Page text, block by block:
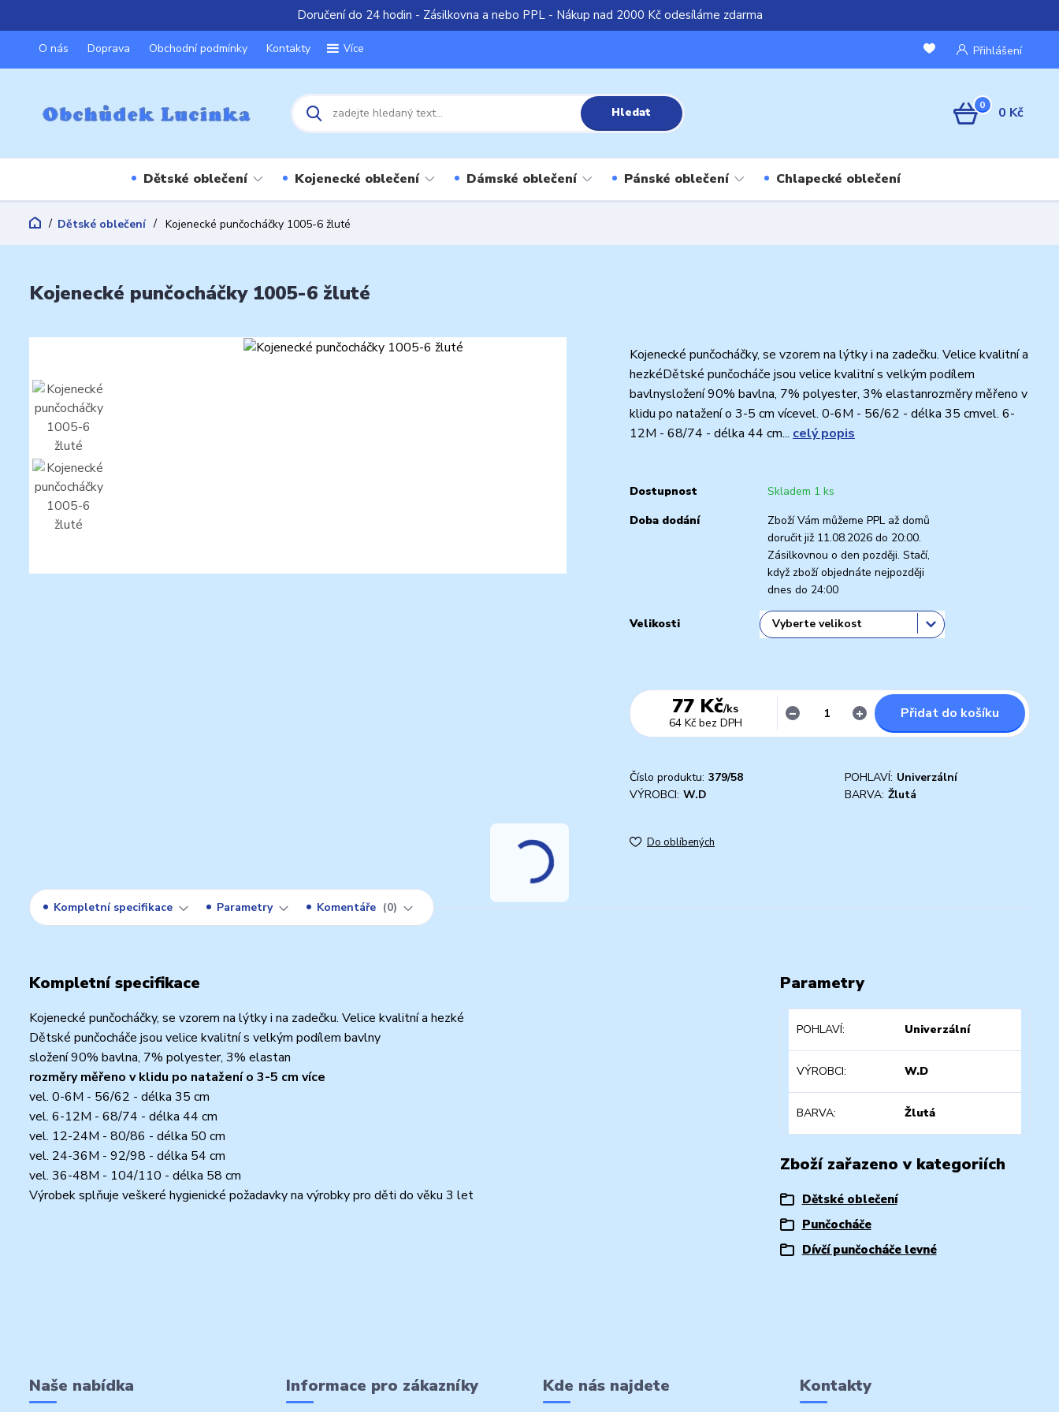
Doručení do 24 hodin - Zásilkovna a nebo PPL - Nákup nad 2000 Kč odesíláme zdarma
O nás Doprava Obchodní podmínky Kontakty Více Přihlášení
Hledat 0 0 Kč
Dětské oblečení Kojenecké oblečení Dámské oblečení Pánské oblečení Chlapecké oblečení
Dětské oblečení Kojenecké punčocháčky 1005-6 žluté
Kojenecké punčocháčky 1005-6 žluté
Kojenecké punčocháčky, se vzorem na lýtky i na zadečku. Velice kvalitní a
hezkéDětské punčocháče jsou velice kvalitní s velkým podílem
bavlnysložení 90% bavlna, 7% polyester, 3% elastanrozměry měřeno v
klidu po natažení o 3-5 cm vícevel. 0-6M - 56/62 - délka 35 cmvel. 6-
12M - 68/74 - délka 44 cm... celý popis
Dostupnost
Skladem 1 ks
Doba dodání
Zboží Vám můžeme PPL až domů
doručit již 11.08.2026 do 20:00.
Zásilkovnou o den později. Stačí,
když zboží objednáte nejpozději
dnes do 24:00
Velikosti
77 Kč/ks
64 Kč bez DPH
Přidat do košíku
Číslo produktu: 379/58 POHLAVÍ: Univerzální
VÝROBCI: W.D BARVA: Žlutá
Do oblíbených
Kompletní specifikace Parametry Komentáře 0
Kompletní specifikace
Kojenecké punčocháčky, se vzorem na lýtky i na zadečku. Velice kvalitní a hezké
Dětské punčocháče jsou velice kvalitní s velkým podílem bavlny
složení 90% bavlna, 7% polyester, 3% elastan
rozměry měřeno v klidu po natažení o 3-5 cm více
vel. 0-6M - 56/62 - délka 35 cm
vel. 6-12M - 68/74 - délka 44 cm
vel. 12-24M - 80/86 - délka 50 cm
vel. 24-36M - 92/98 - délka 54 cm
vel. 36-48M - 104/110 - délka 58 cm
Výrobek splňuje veškeré hygienické požadavky na výrobky pro děti do věku 3 let
Parametry
POHLAVÍ Univerzální
VÝROBCI W.D
BARVA Žlutá
Zboží zařazeno v kategoriích
Dětské oblečení
Punčocháče
Dívčí punčocháče levné
Naše nabídka Informace pro zákazníky Kde nás najdete Kontakty